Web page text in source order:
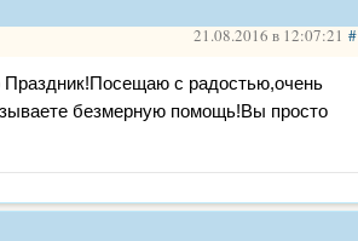
21.08.2016 в 12:07:21 #
Праздник!Посещаю с радостью,очень
безмерную помощь!Вы просто